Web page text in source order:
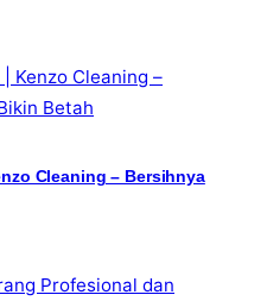
Cleaning – Bersihnya